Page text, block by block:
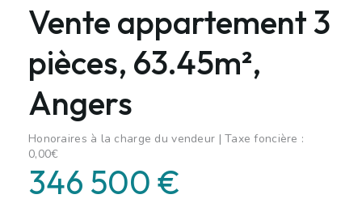
Vente appartement 3
pièces, 63.45m²,
Angers
Honoraires à la charge du vendeur | Taxe foncière :
0,00€
346 500 €